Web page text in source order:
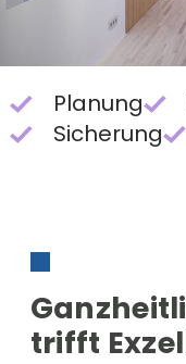
Planung
Sicherung
trifft